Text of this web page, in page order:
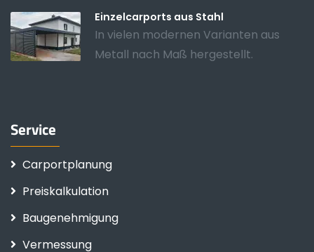
Einzelcarports aus Stahl
In vielen modernen Varianten aus
Metall nach Maß hergestellt.
Service
Carportplanung
Preiskalkulation
Baugenehmigung
Vermessung